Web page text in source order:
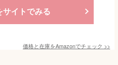
サイトでみる
価格と在庫をAmazonでチェック >>